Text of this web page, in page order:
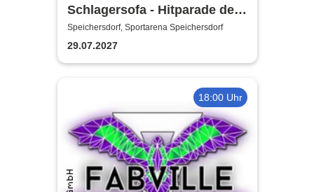
Schlagersofa - Hitparade der
Herzen
Speichersdorf, Sportarena Speichersdorf
29.07.2027
18:00 Uhr